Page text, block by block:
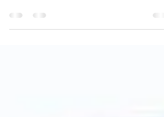
ausfüllen. Dieses Formular erfasst...